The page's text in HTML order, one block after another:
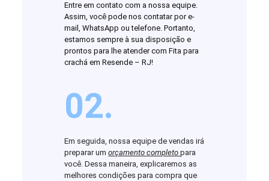
Entre em contato com a nossa equipe.
Assim, você pode nos contatar por e-
mail, WhatsApp ou telefone. Portanto,
estamos sempre à sua disposição e
prontos para lhe atender com Fita para
crachá em Resende – RJ!
02.
Em seguida, nossa equipe de vendas irá
preparar umorçamento completopara
você. Dessa maneira, explicaremos as
melhores condições para compra que